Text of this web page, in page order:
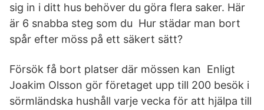
sig in i ditt hus behöver du göra flera saker. Här
är 6 snabba steg som du Hur städar man bort
spår efter möss på ett säkert sätt?
Försök få bort platser där mössen kan Enligt
Joakim Olsson gör företaget upp till 200 besök i
sörmländska hushåll varje vecka för att hjälpa till